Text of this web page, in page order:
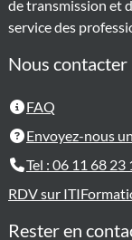
de transmission et
service des
Nous contacter
FAQ
Envoyez-nous
Tel : 06 11 68 23
RDV sur
Rester en